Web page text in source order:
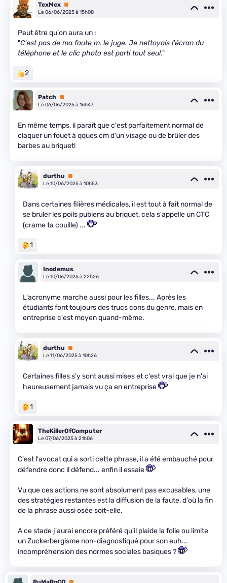
TexMex Premium
Le 06/06/2025 à 15h08
Peut être qu'on aura un :
"C'est pas de ma faute m. le juge. Je nettoyais l'écran du
téléphone et le clic photo est parti tout seul."
2
Patch Premium
Le 06/06/2025 à 16h47
En même temps, il paraît que c'est parfaitement normal de
claquer un fouet à qques cm d'un visage ou de brûler des
barbes au briquet!
durthu
Premium
Le 10/06/2025 à 10h53
Dans certaines filières médicales, il est tout à fait normal de
se bruler les poils pubiens au briquet, cela s'appelle un CTC
(crame ta couille) ...
1
Inodemus
Le 10/06/2025 à 22h26
L'acronyme marche aussi pour les filles... Après les
étudiants font toujours des trucs cons du genre, mais en
entreprise c'est moyen quand-même.
durthu
Premium
Le 11/06/2025 à 10h26
Certaines filles s'y sont aussi mises et c'est vrai que je n'ai
heureusement jamais vu ça en entreprise
1
TheKillerOfComputer
Le 07/06/2025 à 21h06
C'est l'avocat qui a sorti cette phrase, il a été embauché pour
défendre donc il défend... enfin il essaie
Vu que ces actions ne sont absolument pas excusables, une
des stratégies restantes est la diffusion de la faute, d'où la fin
de la phrase aussi osée soit-elle.
A ce stade j'aurai encore préféré qu'il plaide la folie ou limite
un Zuckerbergisme non-diagnostiqué pour son euh...
incompréhension des normes sociales basiques ?